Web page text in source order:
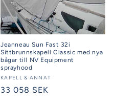
Jeanneau Sun Fast 32i
Sittbrunnskapell Classic med nya
bågar till NV Equipment
sprayhood
Säljare:
KAPELL & ANNAT
Ordinarie
33 058 SEK